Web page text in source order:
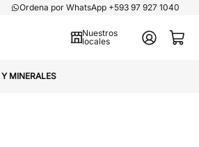
Ordena por WhatsApp +593 97 927 1040
Nuestros
locales
MINERALES